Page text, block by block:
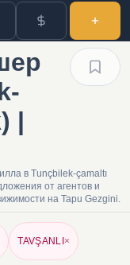
|
в Tunçbilek-çamaltı
от агентов и
на Tapu Gezgini.
TAVŞANLI ×